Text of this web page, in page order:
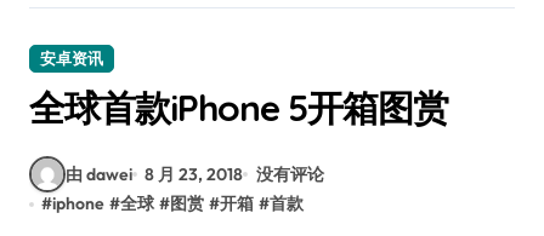
安卓资讯
全球首款iPhone 5开箱图赏
由 dawei 8 月 23, 2018 没有评论
#iphone #全球 #图赏 #开箱 #首款